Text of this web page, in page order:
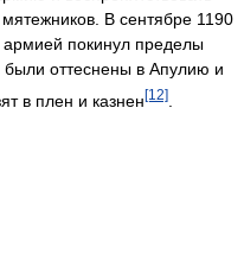
В сентябре 1190
армией покинул пределы
оттеснены в Апулию и
в плен и казнен [12]